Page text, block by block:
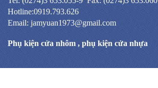
Hotline:0919.793.626
Email: jamyuan1973@gmail.com
Phụ kiện cửa nhôm , phụ kiện cửa nhựa